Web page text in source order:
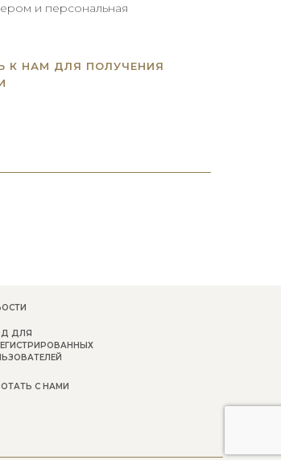
и персональная
К НАМ ДЛЯ ПОЛУЧЕНИЯ
ДЛЯ
С НАМИ